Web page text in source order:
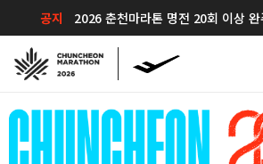
공지 2026 춘천마라톤 명전 20회 이상